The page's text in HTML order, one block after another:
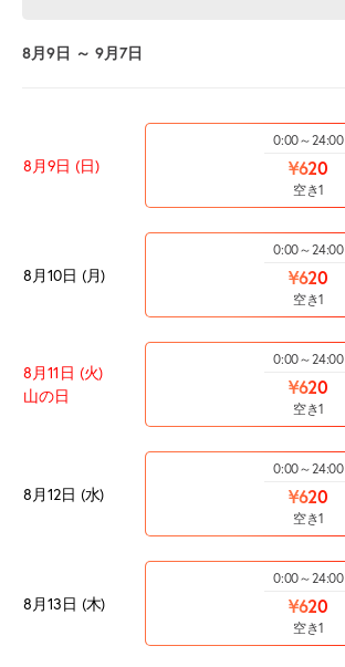
8月9日 ～ 9月7日
8月9日 (日)
0:00～24:00
¥620
空き1
8月10日 (月)
0:00～24:00
¥620
空き1
8月11日 (火)
山の日
0:00～24:00
¥620
空き1
8月12日 (水)
0:00～24:00
¥620
空き1
8月13日 (木)
0:00～24:00
¥620
空き1